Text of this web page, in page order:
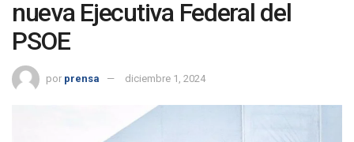
nueva Ejecutiva Federal del
PSOE
por prensa diciembre 1, 2024